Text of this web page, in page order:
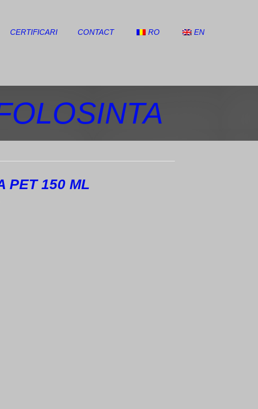
CERTIFICARI CONTACT RO EN
PET 150 ML